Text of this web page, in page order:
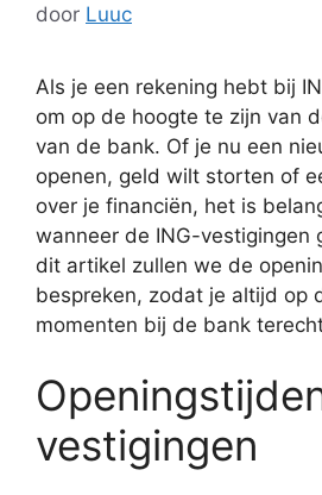
door Luuc
Als je een rekening hebt bij
om op de hoogte te zijn van
van de bank. Of je nu een
openen, geld wilt storten of
over je financiën, het is
wanneer de ING-vestigingen
dit artikel zullen we de
bespreken, zodat je altijd op
momenten bij de bank
vestigingen